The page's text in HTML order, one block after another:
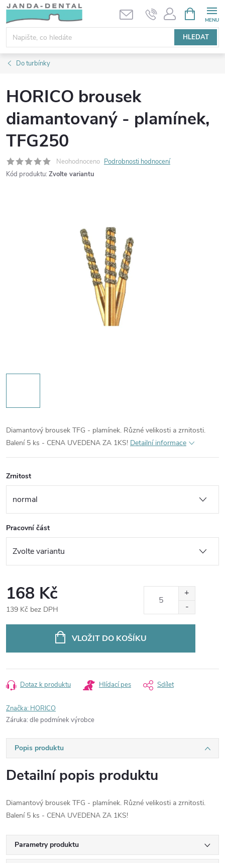
Přejít
obsah
HLEDAT
NÁKUPNÍ
KOŠÍK
Do turbínky
HORICO brousek
diamantovaný - plamínek,
TFG250
Neohodnoceno Podrobnosti hodnocení
Kód produktu: Zvolte variantu
Diamantový brousek TFG - plamínek. Různé velikosti a zrnitosti.
Balení 5 ks - CENA UVEDENA ZA 1KS! Detailní informace
Zrnitost
Pracovní část
168 Kč
139 Kč bez DPH
VLOŽIT DO KOŠÍKU
Dotaz k produktu Hlídací pes Sdílet
Značka: HORICO
Záruka: dle podmínek výrobce
Popis produktu
Detailní popis produktu
Diamantový brousek TFG - plamínek. Různé velikosti a zrnitosti.
Balení 5 ks - CENA UVEDENA ZA 1KS!
Parametry produktu